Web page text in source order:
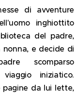
di avventure
inghiottito
del padre,
nonna, e decide di
scomparso
iniziatico.
pagine da lui lette,